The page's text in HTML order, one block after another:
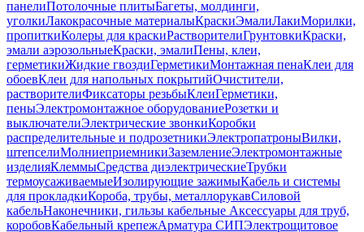
панелиПотолочные плитыБагеты, молдинги,
уголкиЛакокрасочные материалыКраскиЭмалиЛакиМорилки,
пропиткиКолеры для краскиРастворителиГрунтовкиКраски,
эмали аэрозольныеКраски, эмалиПены, клеи,
герметикиЖидкие гвоздиГерметикиМонтажная пенаКлеи для
обоевКлеи для напольных покрытийОчистители,
растворителиФиксаторы резьбыКлеиГерметики,
пеныЭлектромонтажное оборудованиеРозетки и
выключателиЭлектрические звонкиКоробки
распределительные и подрозетникиЭлектропатроныВилки,
штепселиМолниеприемникиЗаземлениеЭлектромонтажные
изделияКлеммыСредства диэлектрическиеТрубки
термоусаживаемыеИзолирующие зажимыКабель и системы
для прокладкиКороба, трубы, металлорукавСиловой
кабельНаконечники, гильзы кабельные Аксессуары для труб,
коробовКабельный крепежАрматура СИПЭлектрощитовое